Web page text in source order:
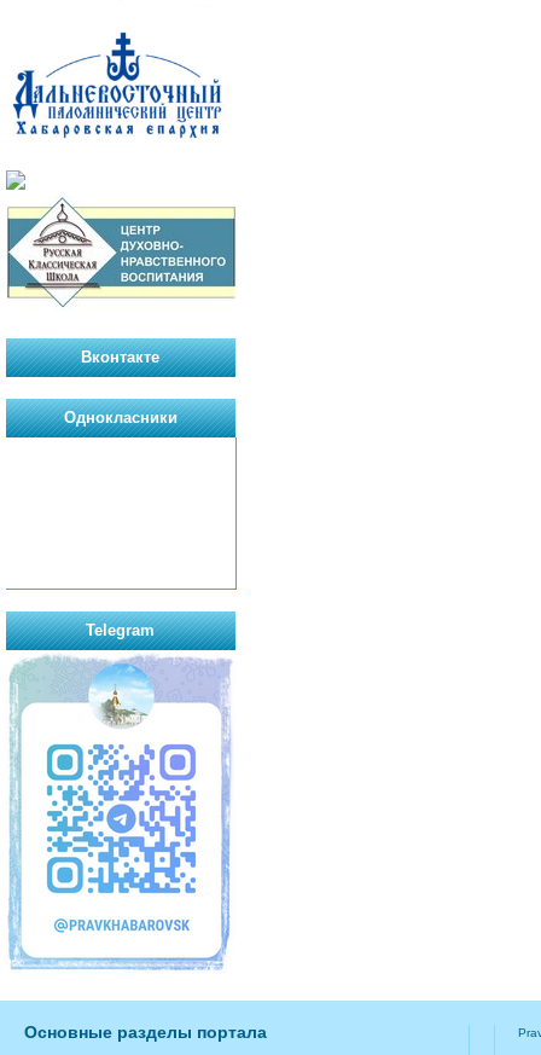
Вконтакте
Однокласники
Telegram
Основные разделы портала